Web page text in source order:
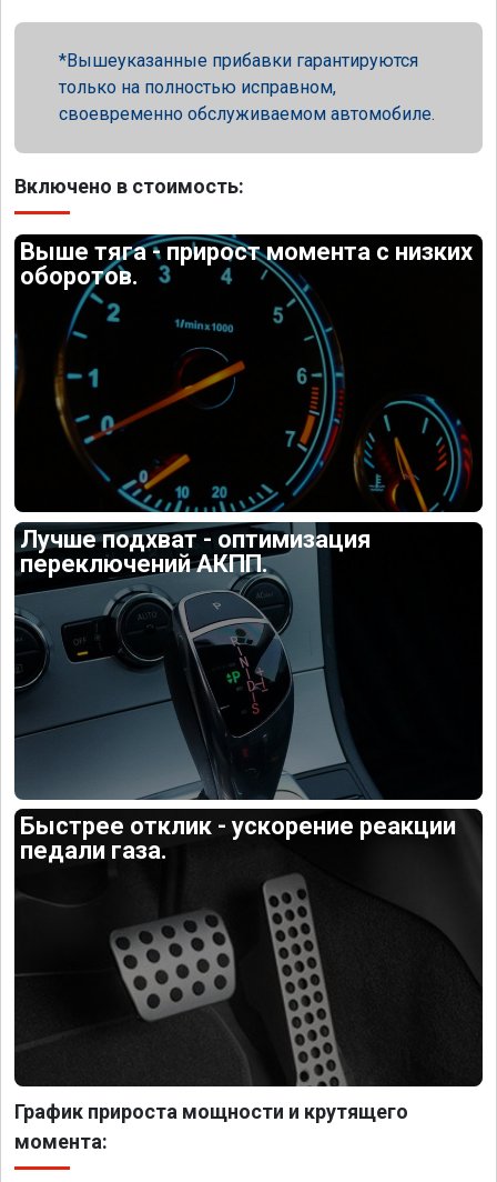
Вышеуказанные прибавки гарантируются
только на полностью исправном,
своевременно обслуживаемом автомобиле.
Включено в стоимость:
Выше тяга - прирост момента с низких
оборотов.
Лучше подхват - оптимизация
переключений АКПП.
Быстрее отклик - ускорение реакции
педали газа.
График прироста мощности и крутящего
момента: